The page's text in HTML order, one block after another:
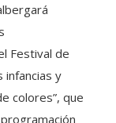
Festival de
infancias y
colores”, que